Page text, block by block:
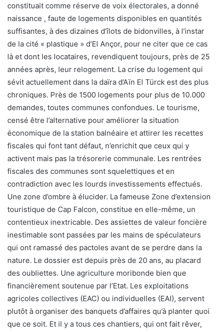
constituait comme réserve de voix électorales, a donné
naissance , faute de logements disponibles en quantités
suffisantes, à des dizaines d’îlots de bidonvilles, à l’instar
de la cité « plastique » d’El Ançor, pour ne citer que ce cas
là et dont les locataires, revendiquent toujours, près de 25
années après, leur relogement. La crise du logement qui
sévit actuellement dans la daïra d’Aïn El Türck est des plus
chroniques. Près de 1500 logements pour plus de 10.000
demandes, toutes communes confondues. Le tourisme,
censé être l’alternative pour améliorer la situation
économique de la station balnéaire et attirer les recettes
fiscales qui font tant défaut, n’enrichit que ceux qui y
activent mais pas la trésorerie communale. Les rentrées
fiscales des communes sont squelettiques et en
contradiction avec les lourds investissements effectués.
Une zone d’ombre à élucider. La fameuse Zone d’extension
touristique de Cap Falcon, constitue en elle-même, un
contentieux inextricable. Des assiettes de valeur foncière
inestimable sont passées par les mains de spéculateurs
qui ont ramassé des pactoles avant de se perdre dans la
nature. Le dossier est depuis près de 20 ans, au placard
des oubliettes. Une agriculture moribonde bien que
financièrement soutenue par l’Etat. Les exploitations
agricoles collectives (EAC) ou individuelles (EAI), servent
plutôt à organiser des banquets d’affaires qu’à planter quoi
que ce soit. Et il y a tous ces chantiers, qui ont fait rêver,